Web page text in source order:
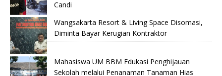
Candi
Wangsakarta Resort & Living Space Disomasi,
Diminta Bayar Kerugian Kontraktor
Mahasiswa UM BBM Edukasi Penghijauan
Sekolah melalui Penanaman Tanaman Hias